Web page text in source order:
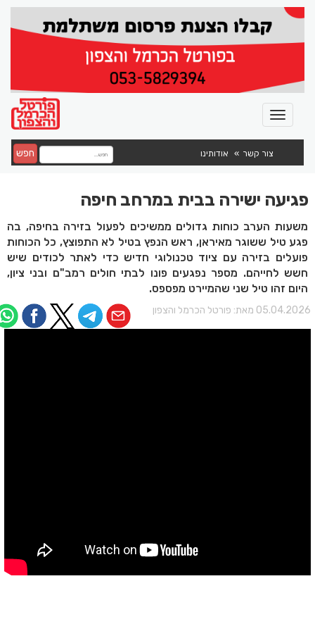
צור קשר אודותינו חפש
פגיעה ישירה בבית במרחב חיפה
משעות הערב כוחות גדולים ממשיכים לפעול בזירה בחיפה, בה
פגע טיל ששוגר מאיראן, ראש הנפץ בטיל לא התפוצץ, כל הכוחות
פועלים בזירה עם ציוד טכנולוגי חדיש כדי לאתר לכודים שיש
חשש לחייהם. מספר נפגעים פונו לבתי חולים רמב"ם ובני ציון,
היום זהו טיל שני שהמיירט מפספס.
מאת: פורטל הכרמל והצפון